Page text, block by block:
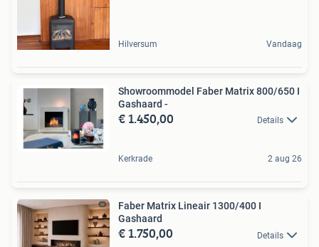
Hilversum Vandaag
Showroommodel Faber Matrix 800/650 I
Gashaard -
€ 1.450,00 Details
Kerkrade 2 aug 26
Faber Matrix Lineair 1300/400 I
Gashaard
€ 1.750,00 Details